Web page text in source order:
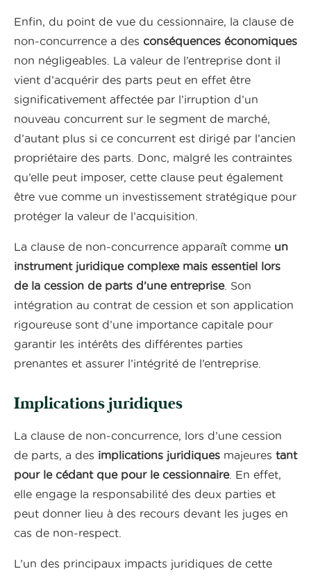
Enfin, du point de vue du cessionnaire, la clause de
non-concurrence a des conséquences économiques
non négligeables. La valeur de l’entreprise dont il
vient d’acquérir des parts peut en effet être
significativement affectée par l’irruption d’un
nouveau concurrent sur le segment de marché,
d’autant plus si ce concurrent est dirigé par l’ancien
propriétaire des parts. Donc, malgré les contraintes
qu’elle peut imposer, cette clause peut également
être vue comme un investissement stratégique pour
protéger la valeur de l’acquisition.
La clause de non-concurrence apparaît comme un
instrument juridique complexe mais essentiel lors
de la cession de parts d’une entreprise. Son
intégration au contrat de cession et son application
rigoureuse sont d’une importance capitale pour
garantir les intérêts des différentes parties
prenantes et assurer l’intégrité de l’entreprise.
Implications juridiques
La clause de non-concurrence, lors d’une cession
de parts, a des implications juridiques majeures tant
pour le cédant que pour le cessionnaire. En effet,
elle engage la responsabilité des deux parties et
peut donner lieu à des recours devant les juges en
cas de non-respect.
L’un des principaux impacts juridiques de cette